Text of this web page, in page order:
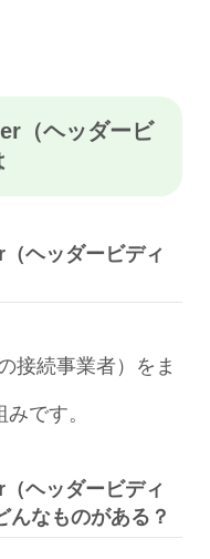
（ヘッダービ
ヘッダービディ
接続事業者）をま
です。
ヘッダービディ
んなものがある？